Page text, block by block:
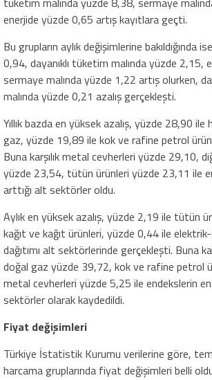
enerjide yüzde 0,65 artış kayıtlara geçti.
Bu grupların aylık değişimlerine bakıldığında
0,94, dayanıklı tüketim malında yüzde 2,15,
sermaye malında yüzde 1,22 artış olurken,
malında yüzde 0,21 azalış gerçekleşti.
Yıllık bazda en yüksek azalış, yüzde 28,90
gaz, yüzde 19,89 ile kok ve rafine petrol
Buna karşılık metal cevherleri yüzde 29,10,
yüzde 23,54, tütün ürünleri yüzde 23,11 ile
arttığı alt sektörler oldu.
Aylık en yüksek azalış, yüzde 2,19 ile tütün
kağıt ve kağıt ürünleri, yüzde 0,44 ile
dağıtımı alt sektörlerinde gerçekleşti. Buna
doğal gaz yüzde 39,72, kok ve rafine petrol
metal cevherleri yüzde 5,25 ile endekslerin
sektörler olarak kaydedildi.
Fiyat değişimleri
Türkiye İstatistik Kurumu verilerine göre,
harcama gruplarında fiyat değişimleri belli